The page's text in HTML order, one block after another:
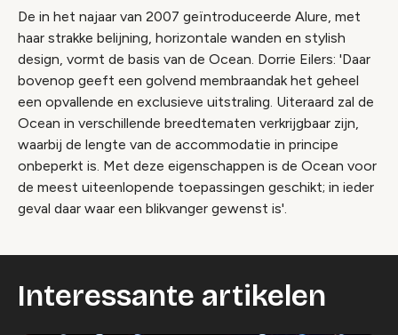
De in het najaar van 2007 geïntroduceerde Alure, met
haar strakke belijning, horizontale wanden en stylish
design, vormt de basis van de Ocean. Dorrie Eilers: 'Daar
bovenop geeft een golvend membraandak het geheel
een opvallende en exclusieve uitstraling. Uiteraard zal de
Ocean in verschillende breedtematen verkrijgbaar zijn,
waarbij de lengte van de accommodatie in principe
onbeperkt is. Met deze eigenschappen is de Ocean voor
de meest uiteenlopende toepassingen geschikt; in ieder
geval daar waar een blikvanger gewenst is'.
Interessante artikelen